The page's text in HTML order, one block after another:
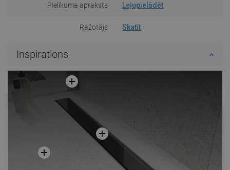
Pielikuma apraksts Lejupielādēt
Ražotājs Skatīt
Inspirations